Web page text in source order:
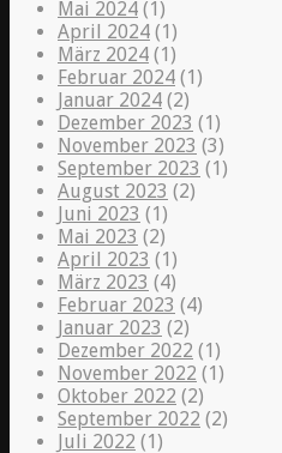
Mai 2024 (1)
April 2024 (1)
März 2024 (1)
Februar 2024 (1)
Januar 2024 (2)
Dezember 2023 (1)
November 2023 (3)
September 2023 (1)
August 2023 (2)
Juni 2023 (1)
Mai 2023 (2)
April 2023 (1)
März 2023 (4)
Februar 2023 (4)
Januar 2023 (2)
Dezember 2022 (1)
November 2022 (1)
Oktober 2022 (2)
September 2022 (2)
Juli 2022 (1)